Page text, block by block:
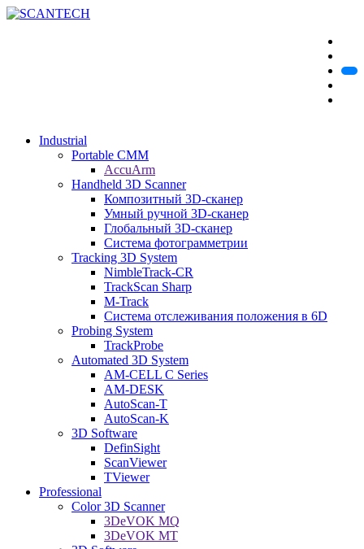
Industrial
Portable CMM
AccuArm
Handheld 3D Scanner
Композитный 3D-сканер
Умный ручной 3D-сканер
Глобальный 3D-сканер
Система фотограмметрии
Tracking 3D System
NimbleTrack-CR
TrackScan Sharp
M-Track
Система отслеживания положения в 6D
Probing System
TrackProbe
Automated 3D System
AM-CELL C Series
AM-DESK
AutoScan-T
AutoScan-K
3D Software
DefinSight
ScanViewer
TViewer
Professional
Color 3D Scanner
3DeVOK MQ
3DeVOK MT